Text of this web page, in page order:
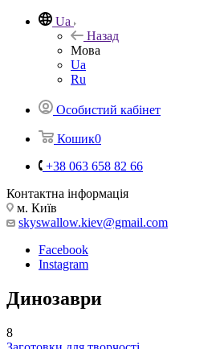
Ua
Назад
Мова
Ua
Ru
Особистий кабінет
Кошик0
+38 063 658 82 66
Контактна інформація
м. Київ
skyswallow.kiev@gmail.com
Facebook
Instagram
Динозаври
8